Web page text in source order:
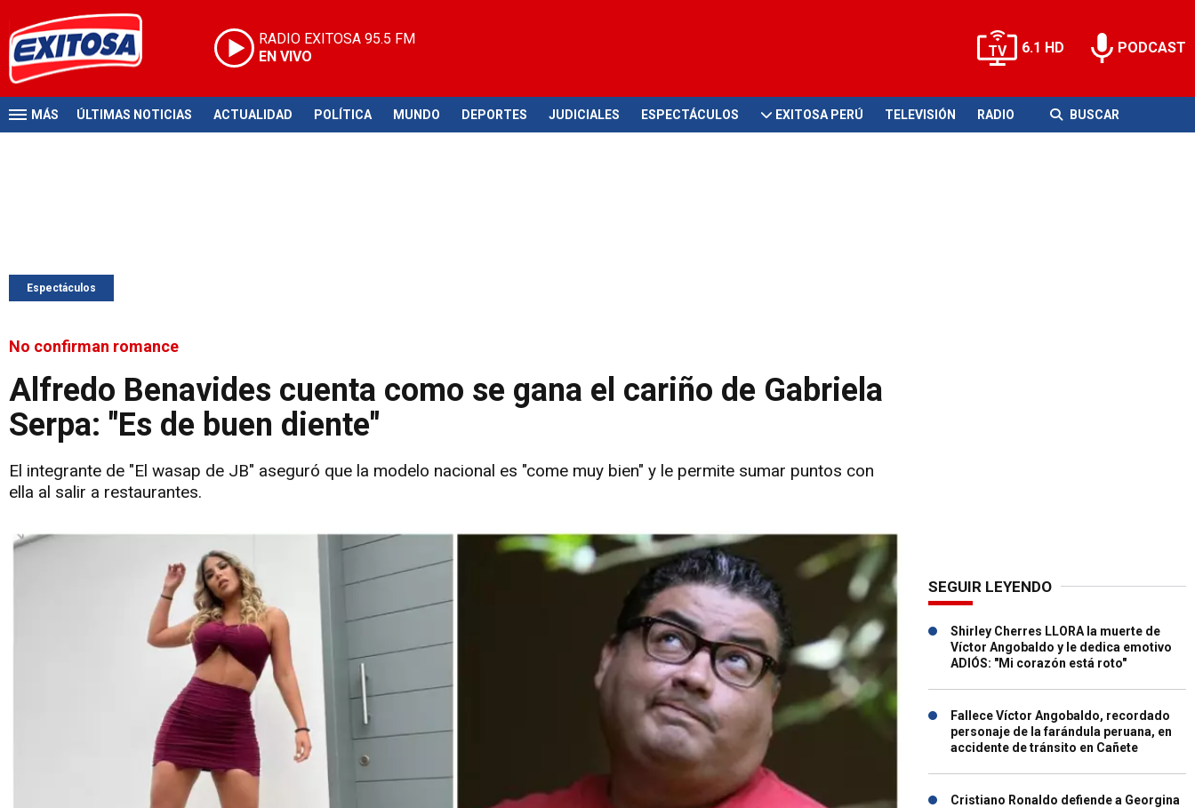
RADIO EXITOSA 95.5 FM
EN VIVO
6.1 HD PODCAST
MÁS ÚLTIMAS NOTICIAS ACTUALIDAD POLÍTICA MUNDO DEPORTES JUDICIALES ESPECTÁCULOS EXITOSA PERÚ TELEVISIÓN RADIO BUSCAR
Espectáculos
No confirman romance
Alfredo Benavides cuenta como se gana el cariño de Gabriela
Serpa: "Es de buen diente"
El integrante de "El wasap de JB" aseguró que la modelo nacional es "come muy bien" y le permite sumar puntos con
ella al salir a restaurantes.
SEGUIR LEYENDO
Shirley Cherres LLORA la muerte de
Víctor Angobaldo y le dedica emotivo
ADIÓS: "Mi corazón está roto"
Fallece Víctor Angobaldo, recordado
personaje de la farándula peruana, en
accidente de tránsito en Cañete
Cristiano Ronaldo defiende a Georgina